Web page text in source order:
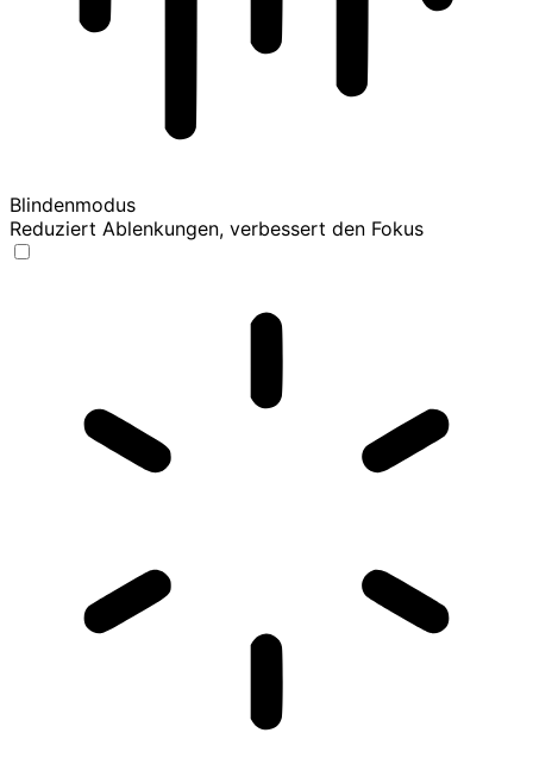
Blindenmodus
Reduziert Ablenkungen, verbessert den Fokus